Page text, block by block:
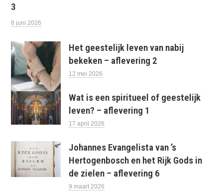
3
8 juni 2026
Het geestelijk leven van nabij
bekeken – aflevering 2
12 mei 2026
Wat is een spiritueel of geestelijk
leven? – aflevering 1
17 april 2026
Johannes Evangelista van ’s
Hertogenbosch en het Rijk Gods in
de zielen – aflevering 6
9 maart 2026